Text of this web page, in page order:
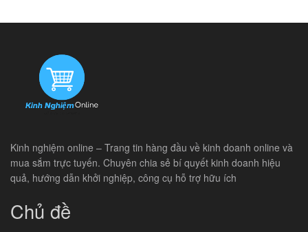
Kinh nghiệm online – Trang tin hàng đầu về kinh doanh online và
mua sắm trực tuyến. Chuyên chia sẻ bí quyết kinh doanh hiệu
quả, hướng dẫn khởi nghiệp, công cụ hỗ trợ hữu ích
Chủ đề